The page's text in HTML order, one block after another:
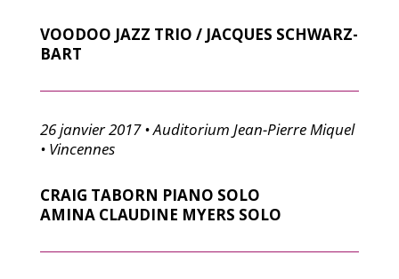
VOODOO JAZZ TRIO / JACQUES SCHWARZ-
BART
26 janvier 2017 • Auditorium Jean-Pierre Miquel
• Vincennes
CRAIG TABORN PIANO SOLO
AMINA CLAUDINE MYERS SOLO